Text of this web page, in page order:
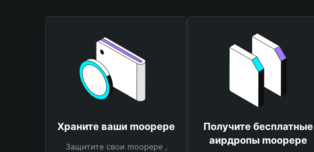
Храните ваши moopepe
Защитите свои moopepe ,
Получите бесплатные
аирдропы moopepe